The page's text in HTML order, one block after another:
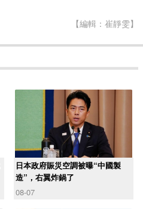
【編輯：崔靜雯】
日本政府賑災空調被曝“中國製
造”，右翼炸鍋了
08-07